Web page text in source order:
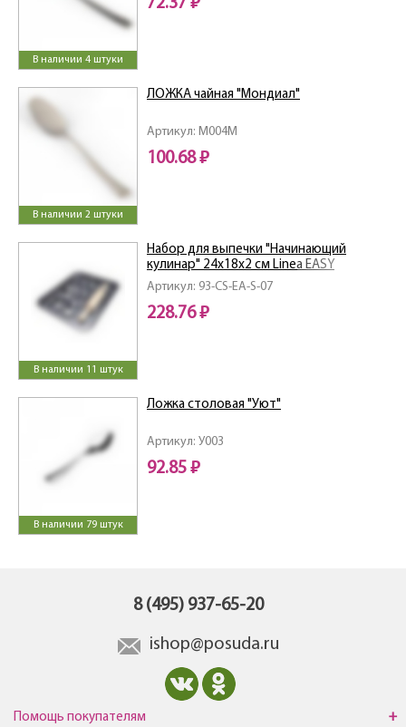
В наличии 4 штуки
72.37 ₽
В наличии 2 штуки
Артикул: M004M
ЛОЖКА чайная "Мондиал"
100.68 ₽
В наличии 11 штук
Артикул: 93-CS-EA-S-07
Набор для выпечки "Начинающий
кулинар" 24х18х2 см Linea EASY
228.76 ₽
В наличии 79 штук
Артикул: У003
Ложка столовая "Уют"
92.85 ₽
8 (495) 937-65-20
ishop@posuda.ru
Помощь покупателям